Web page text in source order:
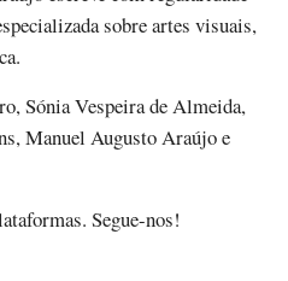
sobre artes visuais,
Sónia Vespeira de Almeida,
Manuel Augusto Araújo e
Segue-nos!